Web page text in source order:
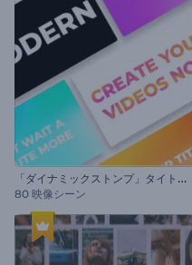
「
ダイナミックストンプ」タイトル・セット
80 映像シーン